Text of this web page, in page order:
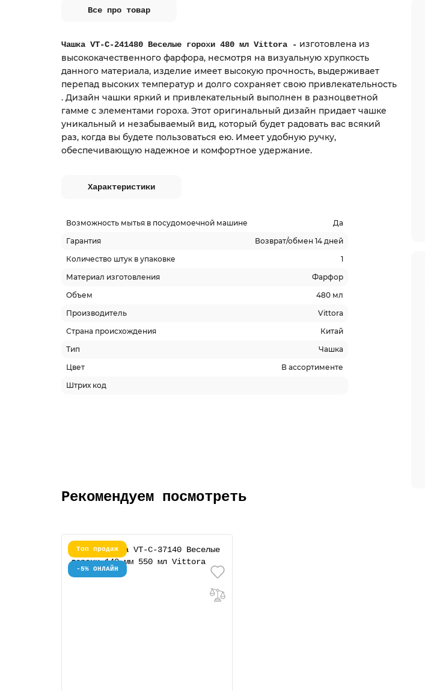
Все про товар
Чашка VT-C-241480 Веселые горохи 480 мл Vittora - изготовлена из
высококачественного фарфора, несмотря на визуальную хрупкость
данного материала, изделие имеет высокую прочность, выдерживает
перепад высоких температур и долго сохраняет свою привлекательность
. Дизайн чашки яркий и привлекательный выполнен в разноцветной
гамме с элементами гороха. Этот оригинальный дизайн придает чашке
уникальный и незабываемый вид, который будет радовать вас всякий
раз, когда вы будете пользоваться ею. Имеет удобную ручку,
обеспечивающую надежное и комфортное удержание.
Характеристики
Возможность мытья в посудомоечной машине
Да
Гарантия
Возврат/обмен 14 дней
Количество штук в упаковке
1
Материал изготовления
Фарфор
Объем
480 мл
Производитель
Vittora
Страна происхождения
Китай
Тип
Чашка
Цвет
В ассортименте
Штрих код
Рекомендуем посмотреть
Топ продаж
-5% ОНЛАЙН